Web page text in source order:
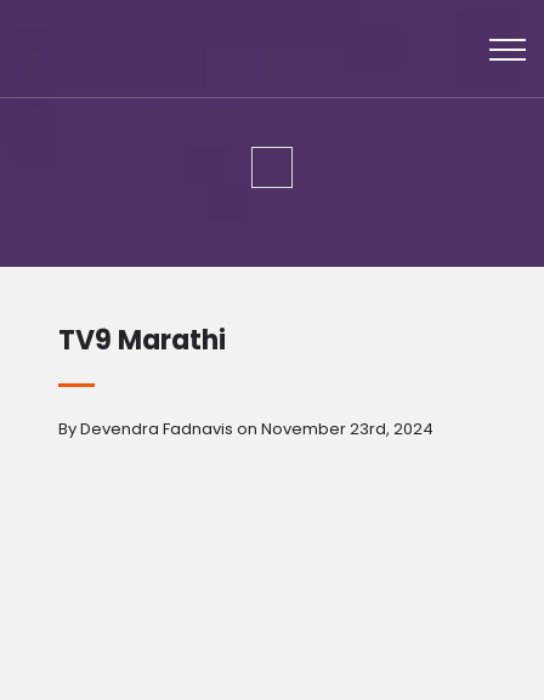
TV9 Marathi
By Devendra Fadnavis on November 23rd, 2024